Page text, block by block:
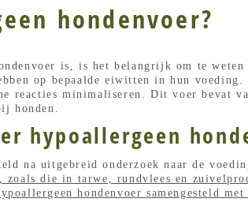
hondenvoer?
is, is het belangrijk om te
op bepaalde eiwitten in hun
reacties minimaliseren. Dit voer bevat
honden.
hypoallergeen
na uitgebreid onderzoek naar de
zoals die in tarwe, rundvlees en
hondenvoer samengesteld